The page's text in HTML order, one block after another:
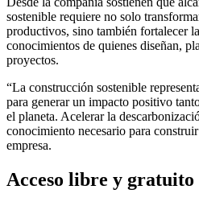
sostenible requiere no solo
productivos, sino también fortalecer
conocimientos de quienes diseñan,
proyectos.
“La construcción sostenible
para generar un impacto positivo
el planeta. Acelerar la
conocimiento necesario para
empresa.
Acceso libre y gratuito